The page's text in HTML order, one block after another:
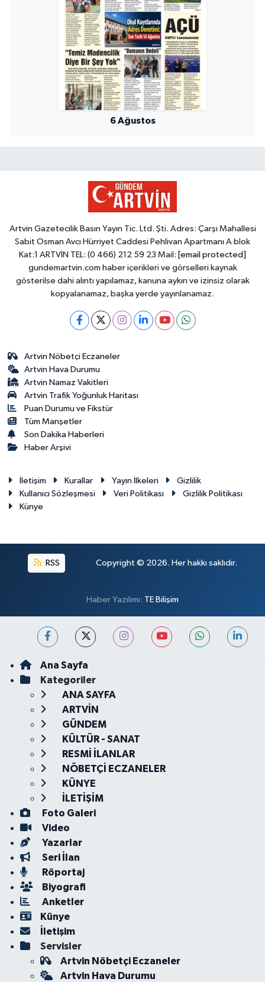
6 Ağustos
Artvin Gazetecilik Basın Yayın Tic. Ltd. Şti. Adres: Çarşı Mahallesi
Sabit Osman Avcı Hürriyet Caddesi Pehlivan Apartmanı A blok
Kat:1 ARTVİN TEL: (0 466) 212 59 23 Mail: [email protected]
gundemartvin.com haber içerikleri ve görselleri kaynak
gösterilse dahi alıntı yapılamaz, kanuna aykırı ve izinsiz olarak
kopyalanamaz, başka yerde yayınlanamaz.
Artvin Nöbetçi Eczaneler
Artvin Hava Durumu
Artvin Namaz Vakitleri
Artvin Trafik Yoğunluk Haritası
Puan Durumu ve Fikstür
Tüm Manşetler
Son Dakika Haberleri
Haber Arşivi
İletişim Kurallar Yayın İlkeleri
Gizlilik
Kullanıcı Sözleşmesi
Veri Politikası
Gizlilik Politikası
Künye
RSS Copyright © 2026. Her hakkı saklıdır.
Haber Yazılımı: TE Bilişim
Ana Sayfa
Kategoriler
ANA SAYFA
ARTVİN
GÜNDEM
KÜLTÜR - SANAT
RESMİ İLANLAR
NÖBETÇİ ECZANELER
KÜNYE
İLETİŞİM
Foto Galeri
Video
Yazarlar
Seri İlan
Röportaj
Biyografi
Anketler
Künye
İletişim
Servisler
Artvin Nöbetçi Eczaneler
Artvin Hava Durumu